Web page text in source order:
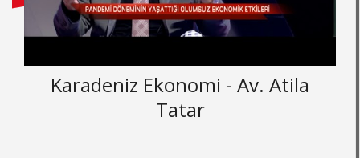
Karadeniz Ekonomi - Av. Atila
Tatar